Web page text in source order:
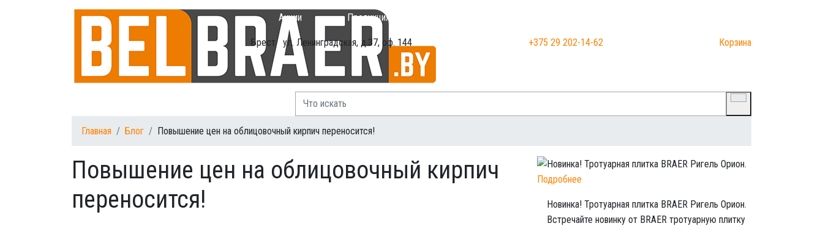
Акции Продукция
Брест ул. Ленинградская, д.37, оф. 144 +375 29 202-14-62 Корзина
Главная Блог Повышение цен на облицовочный кирпич переносится!
Повышение цен на облицовочный кирпич
переносится!
Подробнее
Новинка! Тротуарная плитка BRAER Ригель Орион.
Встречайте новинку от BRAER тротуарную плитку